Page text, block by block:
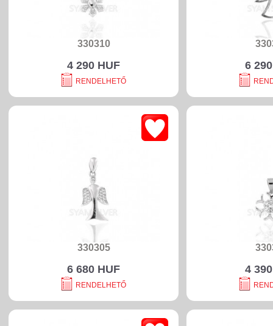
330310
4 290 HUF
RENDELHETŐ
6
330305
6 680 HUF
RENDELHETŐ
4